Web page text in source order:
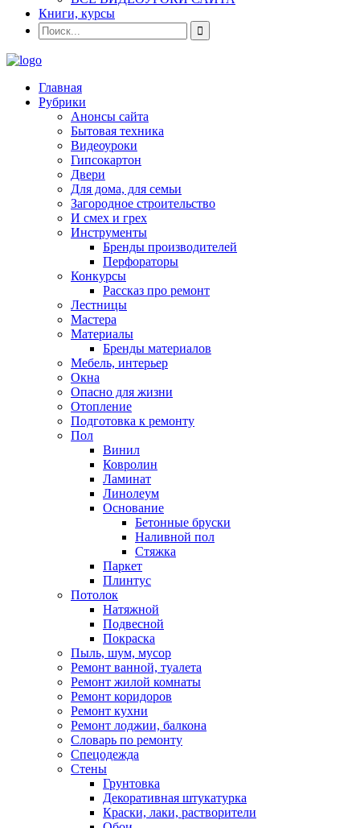
Книги, курсы
Главная
Рубрики
Анонсы сайта
Бытовая техника
Видеоуроки
Гипсокартон
Двери
Для дома, для семьи
Загородное строительство
И смех и грех
Инструменты
Бренды производителей
Перфораторы
Конкурсы
Рассказ про ремонт
Лестницы
Мастера
Материалы
Бренды материалов
Мебель, интерьер
Окна
Опасно для жизни
Отопление
Подготовка к ремонту
Пол
Винил
Ковролин
Ламинат
Линолеум
Основание
Бетонные бруски
Наливной пол
Стяжка
Паркет
Плинтус
Потолок
Натяжной
Подвесной
Покраска
Пыль, шум, мусор
Ремонт ванной, туалета
Ремонт жилой комнаты
Ремонт коридоров
Ремонт кухни
Ремонт лоджии, балкона
Словарь по ремонту
Спецодежда
Стены
Грунтовка
Декоративная штукатурка
Краски, лаки, растворители